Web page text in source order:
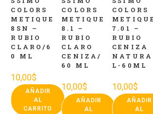
COLORS
METIQUE
8SN –
RUBIO
CLARO/6
0 ML
10,00$
AÑADIR
AL
CARRITO
COLORS
METIQUE
8.1 –
RUBIO
CLARO
CENIZA/
60 ML
10,00$
AÑADIR
AL
COLORS
METIQUE
7.01 –
RUBIO
CENIZA
NATURA
L-60ML
10,00$
AÑADIR
AL